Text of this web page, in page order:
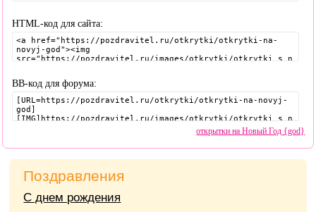
HTML-код для сайта:
BB-код для форума:
открытки на Новый Год {god}
Поздравления
С днем рождения